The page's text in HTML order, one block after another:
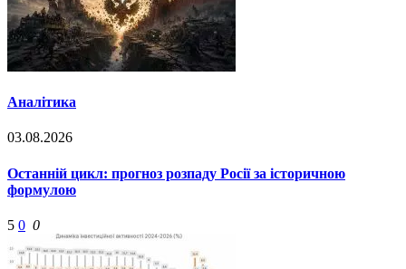
Аналітика
03.08.2026
Останній цикл: прогноз розпаду Росії за історичною
формулою
5 0 0